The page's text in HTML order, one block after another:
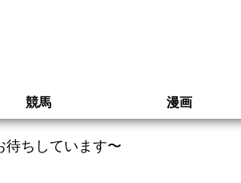
競馬 漫画
ちしています〜